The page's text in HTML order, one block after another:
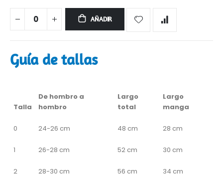
AÑADIR
Guía de tallas
Talla
De hombro a
hombro
Largo
total
Largo
manga
0 24-26 cm 48 cm 28 cm
1 26-28 cm 52 cm 30 cm
2 28-30 cm 56 cm 34 cm